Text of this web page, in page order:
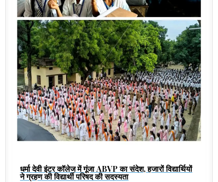
धर्मा देवी इंटर कॉलेज में गूंजा ABVP का संदेश, हजारों विद्यार्थियों
ने ग्रहण की विद्यार्थी परिषद की सदस्यता